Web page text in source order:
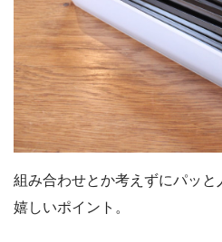
組み合わせとか考えずにパッ
嬉しいポイント。